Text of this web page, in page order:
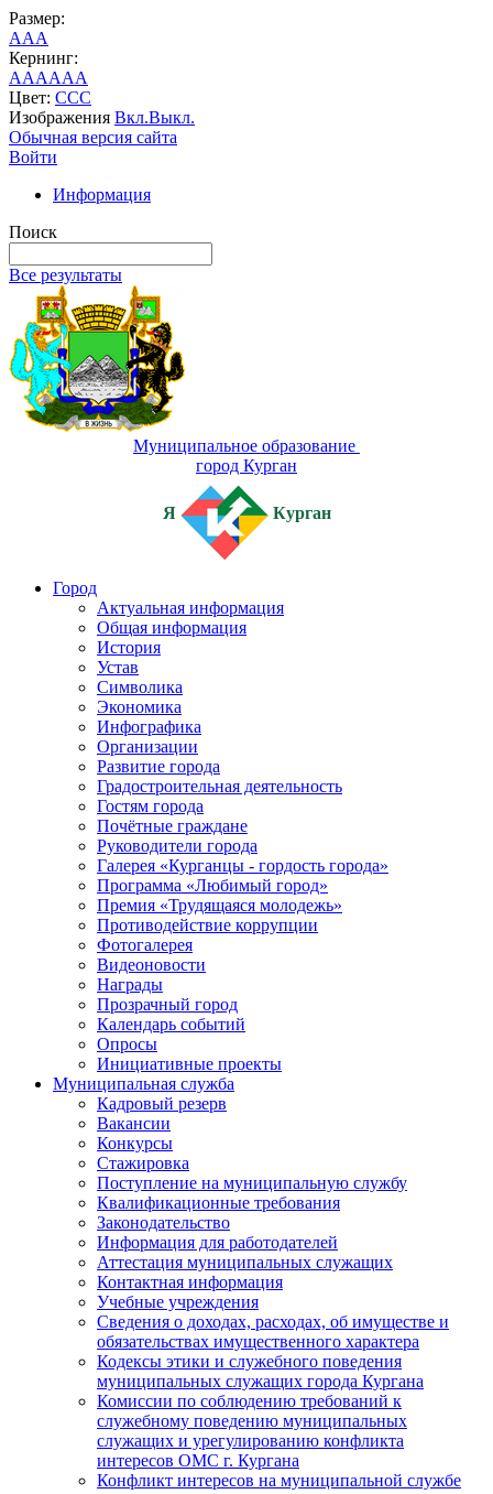
Размер:
AAA
Кернинг:
AAAAAA
Цвет: CCC
Изображения Вкл.Выкл.
Обычная версия сайта
Войти
Информация
Поиск
Все результаты
Муниципальное образование
город Курган
Я Курган
Город
Актуальная информация
Общая информация
История
Устав
Символика
Экономика
Инфографика
Организации
Развитие города
Градостроительная деятельность
Гостям города
Почётные граждане
Руководители города
Галерея «Курганцы - гордость города»
Программа «Любимый город»
Премия «Трудящаяся молодежь»
Противодействие коррупции
Фотогалерея
Видеоновости
Награды
Прозрачный город
Календарь событий
Опросы
Инициативные проекты
Муниципальная служба
Кадровый резерв
Вакансии
Конкурсы
Стажировка
Поступление на муниципальную службу
Квалификационные требования
Законодательство
Информация для работодателей
Аттестация муниципальных служащих
Контактная информация
Учебные учреждения
Сведения о доходах, расходах, об имуществе и
обязательствах имущественного характера
Кодексы этики и служебного поведения
муниципальных служащих города Кургана
Комиссии по соблюдению требований к
служебному поведению муниципальных
служащих и урегулированию конфликта
интересов ОМС г. Кургана
Конфликт интересов на муниципальной службе